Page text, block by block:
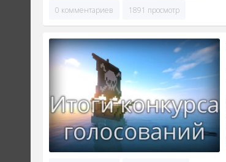
0 комментариев 1891 просмотр